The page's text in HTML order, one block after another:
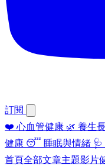
訂閱
❤️ 心血管健康 🌿 養生
健康 😴 睡眠與情緒 🩺
首頁全部文章主題影片